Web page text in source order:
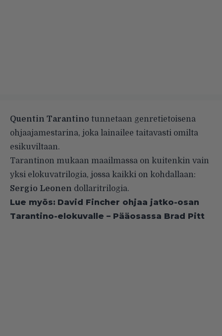
Quentin Tarantino tunnetaan genretietoisena
ohjaajamestarina, joka lainailee taitavasti omilta
esikuviltaan.
Tarantinon mukaan maailmassa on kuitenkin vain
yksi elokuvatrilogia, jossa kaikki on kohdallaan:
Sergio Leonen dollaritrilogia.
Lue myös: David Fincher ohjaa jatko-osan
Tarantino-elokuvalle – Pääosassa Brad Pitt